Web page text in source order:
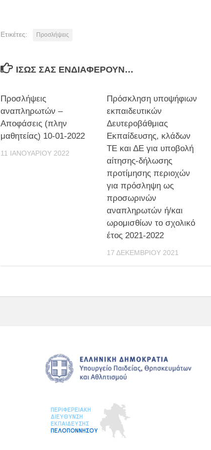
Ετικέτες: Προσλήψεις
ΊΣΩΣ ΣΑΣ ΕΝΔΙΑΦΈΡΟΥΝ…
Προσλήψεις
αναπληρωτών –
Αποφάσεις (πλην
μαθητείας) 10-01-2022
11 ΙΑΝΟΥΑΡΊΟΥ 2022
Πρόσκληση υποψήφιων
εκπαιδευτικών
Δευτεροβάθμιας
Εκπαίδευσης, κλάδων
ΤΕ και ΔΕ για υποβολή
αίτησης-δήλωσης
προτίμησης περιοχών
για πρόσληψη ως
προσωρινών
αναπληρωτών ή/και
ωρομισθίων το σχολικό
έτος 2021-2022
17 ΔΕΚΕΜΒΡΊΟΥ 2021